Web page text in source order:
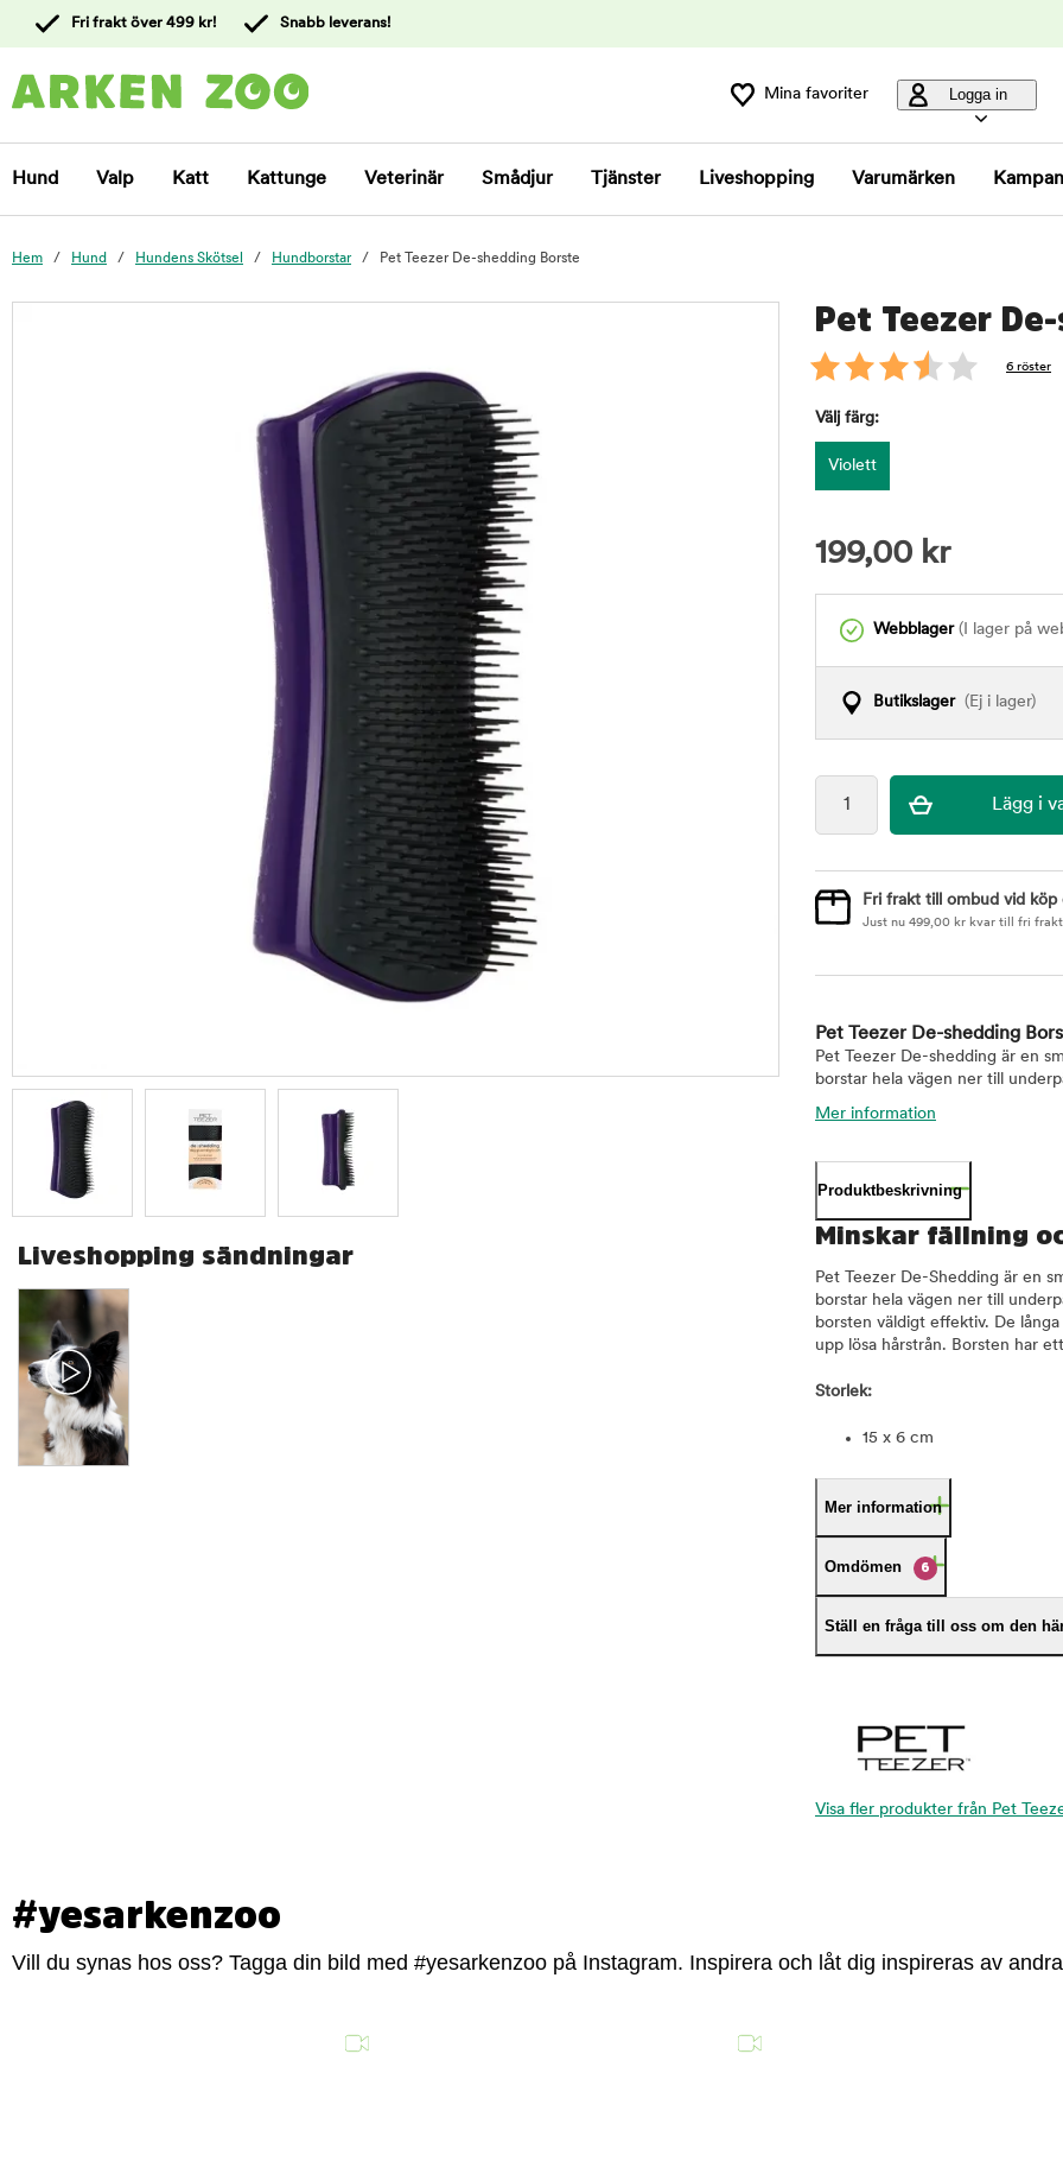
kundtjänst
Fri frakt över 499 kr! Snabb leverans!
Mina favoriter Logga in
Hund Valp Katt Kattunge Veterinär Smådjur Tjänster Liveshopping Varumärken
Hem Hund Hundens Skötsel Hundborstar Pet Teezer De-shedding Borste
Pet Teezer
6 röster
Liveshopping sändningar
Välj färg:
Violett
199,00 kr
Webblager(I lager på
Butikslager(Ej i lager)
Fri frakt till ombud vid köp
Just nu 499,00 kr kvar till fri
Pet Teezer De-shedding
Pet Teezer De-shedding är en
borstar hela vägen ner till
Mer information
Produktbeskrivning
Minskar fällning
Pet Teezer De-Shedding är en
borstar hela vägen ner till
borsten väldigt effektiv. De
upp lösa hårstrån. Borsten har
Storlek:
15 x 6 cm
Mer information
Omdömen 6
Ställ en fråga till oss om den
Visa fler produkter från Pet
#yesarkenzoo
Vill du synas hos oss? Tagga din bild med #yesarkenzoo på Instagram. Inspirera och låt dig inspireras av